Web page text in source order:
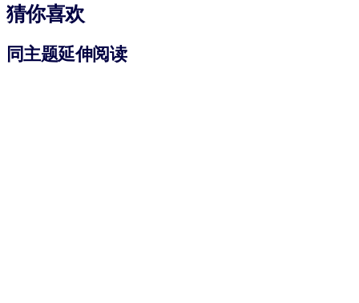
猜你喜欢
同主题延伸阅读